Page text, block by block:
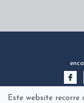
Este website recorre